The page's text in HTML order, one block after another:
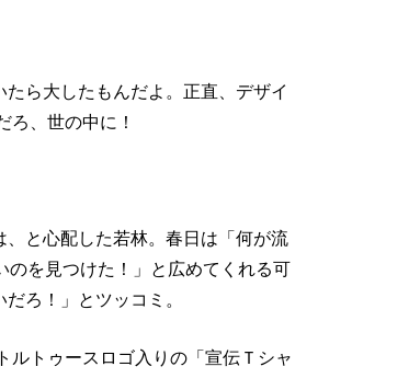
ら大したもんだよ。正直、デザイ
ろ、世の中に！
と心配した若林。春日は「何が流
を見つけた！」と広めてくれる可
ろ！」とツッコミ。
ルトゥースロゴ入りの「宣伝Ｔシャ